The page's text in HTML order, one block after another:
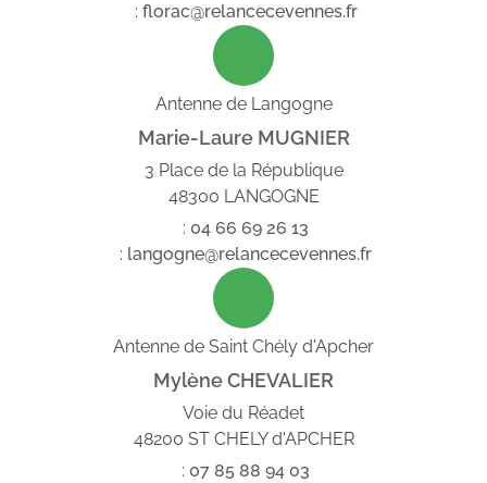
: florac@relancecevennes.fr
Antenne de Langogne
Marie-Laure MUGNIER
3 Place de la République
48300 LANGOGNE
: 04 66 69 26 13
: langogne@relancecevennes.fr
Antenne de Saint Chély d'Apcher
Mylène CHEVALIER
Voie du Réadet
48200 ST CHELY d'APCHER
: 07 85 88 94 03